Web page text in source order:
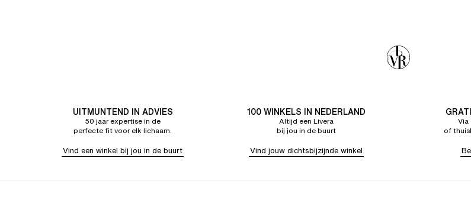
UITMUNTEND IN ADVIES
50 jaar expertise in de
perfecte fit voor elk lichaam.
Vind een winkel bij jou in de buurt
100 WINKELS IN NEDERLAND
Altijd een Livera
bij jou in de buurt
Vind jouw dichtsbijzijnde winkel
Via
of